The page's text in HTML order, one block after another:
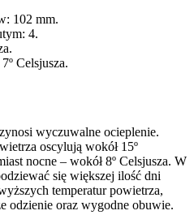
102 mm.
4.
Celsjusza.
wyczuwalne ocieplenie.
oscylują wokół 15º
nocne – wokół 8º Celsjusza. W
się większej ilość dni
temperatur powietrza,
odzienie oraz wygodne obuwie.